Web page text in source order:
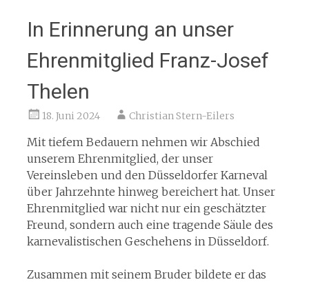
In Erinnerung an unser
Ehrenmitglied Franz-Josef
Thelen
18. Juni 2024 Christian Stern-Eilers
Mit tiefem Bedauern nehmen wir Abschied
unserem Ehrenmitglied, der unser
Vereinsleben und den Düsseldorfer Karneval
über Jahrzehnte hinweg bereichert hat. Unser
Ehrenmitglied war nicht nur ein geschätzter
Freund, sondern auch eine tragende Säule des
karnevalistischen Geschehens in Düsseldorf.
Zusammen mit seinem Bruder bildete er das